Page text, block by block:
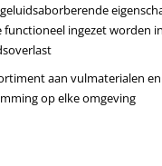
functioneel ingezet worden
aan vulmaterialen
op elke omgeving